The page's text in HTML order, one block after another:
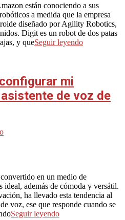
están conociendo a sus
a medida que la empresa
diseñado por Agility Robotics,
Digit es un robot de dos patas
y queSeguir leyendo
mi
de voz de
en un medio de
ideal, además de cómoda y versátil.
ha llevado esta tendencia al
voz, ese que responde cuando se
Seguir leyendo